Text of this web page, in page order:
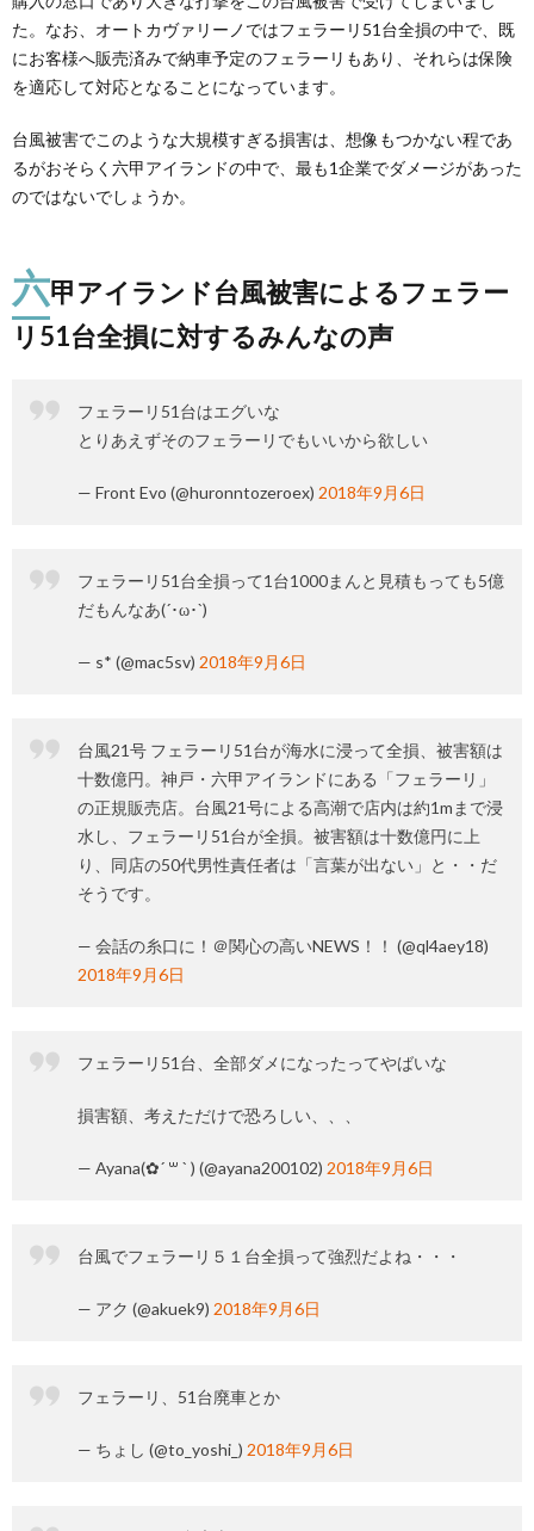
た。なお、オートカヴァリーノではフェラーリ51台全損の中で、既
にお客様へ販売済みで納車予定のフェラーリもあり、それらは保険
を適応して対応となることになっています。
台風被害でこのような大規模すぎる損害は、想像もつかない程であ
るがおそらく六甲アイランドの中で、最も1企業でダメージがあった
のではないでしょうか。
六甲アイランド台風被害によるフェラー
リ51台全損に対するみんなの声
フェラーリ51台はエグいな
とりあえずそのフェラーリでもいいから欲しい
— Front Evo (@huronntozeroex) 2018年9月6日
フェラーリ51台全損って1台1000まんと見積もっても5億
だもんなあ(´･ω･`)
— s* (@mac5sv) 2018年9月6日
台風21号 フェラーリ51台が海水に浸って全損、被害額は
十数億円。神戸・六甲アイランドにある「フェラーリ」
の正規販売店。台風21号による高潮で店内は約1mまで浸
水し、フェラーリ51台が全損。被害額は十数億円に上
り、同店の50代男性責任者は「言葉が出ない」と・・だ
そうです。
— 会話の糸口に！＠関心の高いNEWS！！ (@ql4aey18)
2018年9月6日
フェラーリ51台、全部ダメになったってやばいな
損害額、考えただけで恐ろしい、、、
— Ayana(✿︎´ ꒳ ` ) (@ayana200102) 2018年9月6日
台風でフェラーリ５１台全損って強烈だよね・・・
— アク (@akuek9) 2018年9月6日
フェラーリ、51台廃車とか
— ちょし (@to_yoshi_) 2018年9月6日